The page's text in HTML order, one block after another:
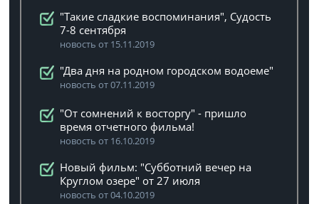
"Такие сладкие воспоминания", Судость
7-8 сентября
новость от 15.11.2019
"Два дня на родном городском водоеме"
новость от 07.11.2019
"От сомнений к восторгу" - пришло
время отчетного фильма!
новость от 16.10.2019
Новый фильм: "Субботний вечер на
Круглом озере" от 27 июля
новость от 04.10.2019